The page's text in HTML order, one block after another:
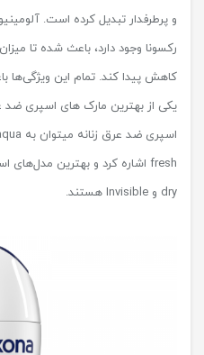
و پرطرفدار تبدیل کرده است.
رکسونا وجود دارد، باعث شده تا
کاهش پیدا کند. تمام این ویژگی‌ها
یکی از بهترین مارک های اسپری
dry و Invisible هستند.